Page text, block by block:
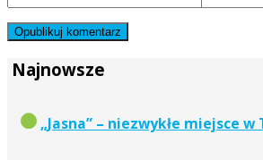
Najnowsze
„Jasna” – niezwykłe miejsce w